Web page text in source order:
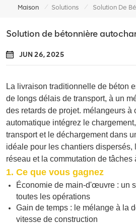
Maison / Solutions / Solution De
Solution de bétonnière
JUN 26, 2025
La livraison traditionnelle de béton
de longs délais de transport, à un
des retards de projet. mélangeurs à
automatique intégrez le
transport et le déchargement dans
idéale pour les chantiers dispersés,
réseau et la commutation de tâches
1. Ce que vous gagnez
Économie de main-d'œuvre : un
toutes les opérations
Gain de temps : le mélange à la
vitesse de construction